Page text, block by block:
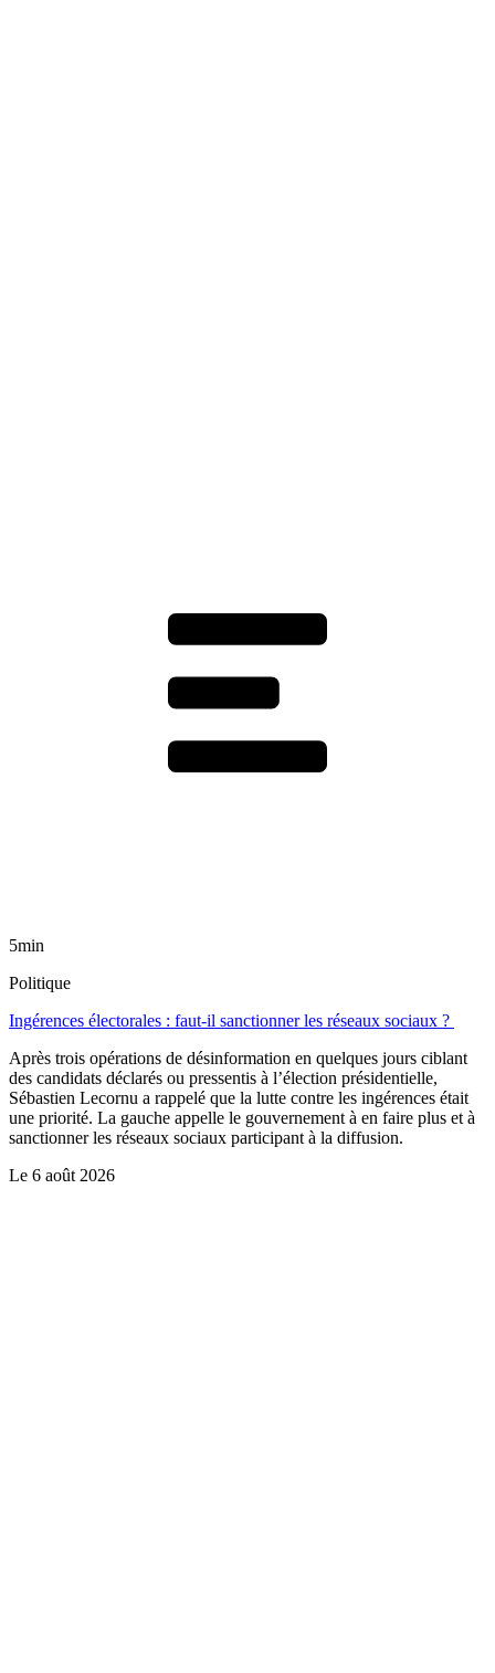
5min
Politique
Ingérences électorales : faut-il sanctionner les réseaux sociaux ?
Après trois opérations de désinformation en quelques jours ciblant
des candidats déclarés ou pressentis à l’élection présidentielle,
Sébastien Lecornu a rappelé que la lutte contre les ingérences était
une priorité. La gauche appelle le gouvernement à en faire plus et à
sanctionner les réseaux sociaux participant à la diffusion.
Le 6 août 2026